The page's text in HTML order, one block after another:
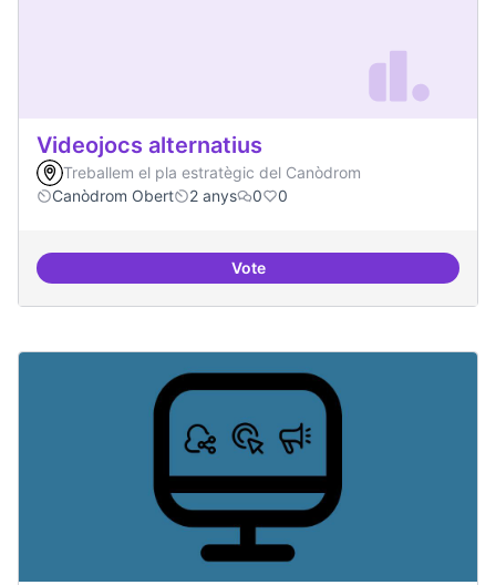
Videojocs alternatius
Treballem el pla estratègic del Canòdrom
Canòdrom Obert
2 anys 0 0
VoteVideojocs alternatius